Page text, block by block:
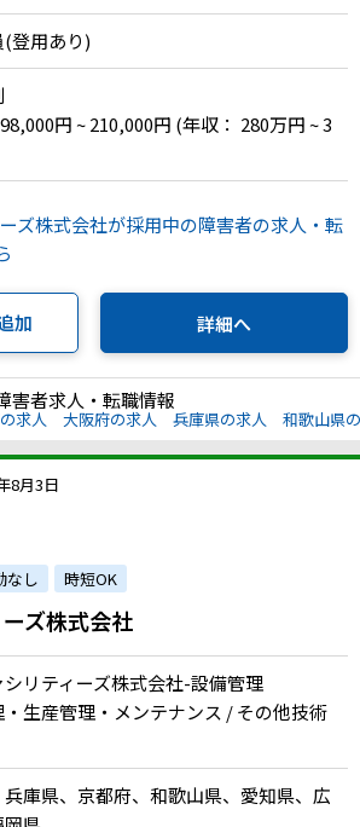
登用あり)
円 ~ 210,000円 (年収： 280万円 ~ 3
ズ株式会社が採用中の障害者の求人・転
加 詳細へ
害者求人・転職情報
求人 大阪府の求人 兵庫県の求人 和歌山県
8月3日
なし 時短OK
ズ株式会社
リティーズ株式会社-設備管理
・生産管理・メンテナンス / その他技術
庫県、京都府、和歌山県、愛知県、広